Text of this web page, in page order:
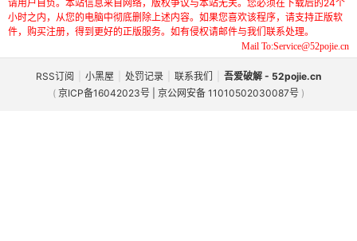
请用户自负。本站信息来自网络，版权争议与本站无关。您必须在下载后的24个
小时之内，从您的电脑中彻底删除上述内容。如果您喜欢该程序，请支持正版软
件，购买注册，得到更好的正版服务。如有侵权请邮件与我们联系处理。
Mail To:Service@52pojie.cn
RSS订阅 小黑屋 处罚记录 联系我们
吾爱破解 - 52pojie.cn
( 京ICP备16042023号 | 京公网安备 11010502030087号 )